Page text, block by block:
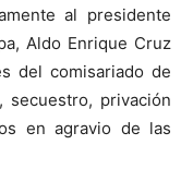
al presidente
Aldo Enrique Cruz
del comisariado de
secuestro, privación
en agravio de las